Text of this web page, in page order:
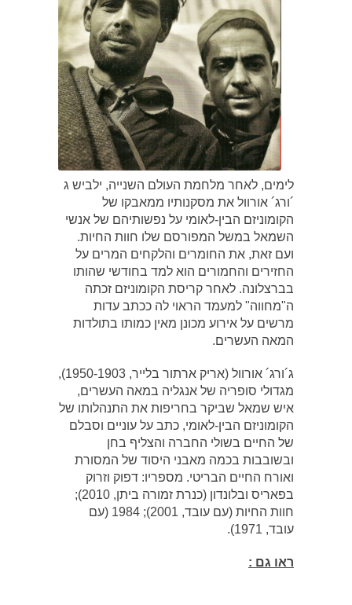
לימים, לאחר מלחמת העולם השנייה, ילביש ג
´ורג´ אורוול את מסקנותיו ממאבקו של
הקומוניזם הבין-לאומי על נפשותיהם של אנשי
השמאל במשל המפורסם שלו חוות החיות.
ועם זאת, את החומרים והלקחים המרים על
החזירים והחמורים הוא למד בחודשי שהותו
בברצלונה. לאחר קריסת הקומוניזם זכתה
ה"מחווה" למעמד הראוי לה ככתב עדות
מרשים על אירוע מכונן מאין כמותו בתולדות
המאה העשרים.
ג´ורג´ אורוול (אריק ארתור בלייר, 1950-1903),
מגדולי סופריה של אנגליה במאה העשרים,
איש שמאל שביקר בחריפות את התנהלותו של
הקומוניזם הבין-לאומי, כתב על עוניים וסבלם
של החיים בשולי החברה והצליף בחן
ובשובבות בכמה מאבני היסוד של המסורת
ואורח החיים הבריטי. מספריו: דפוק וזרוק
בפאריס ובלונדון (כנרת זמורה ביתן, 2010);
חוות החיות (עם עובד, 2001); 1984 (עם
עובד, 1971).
ראו גם :